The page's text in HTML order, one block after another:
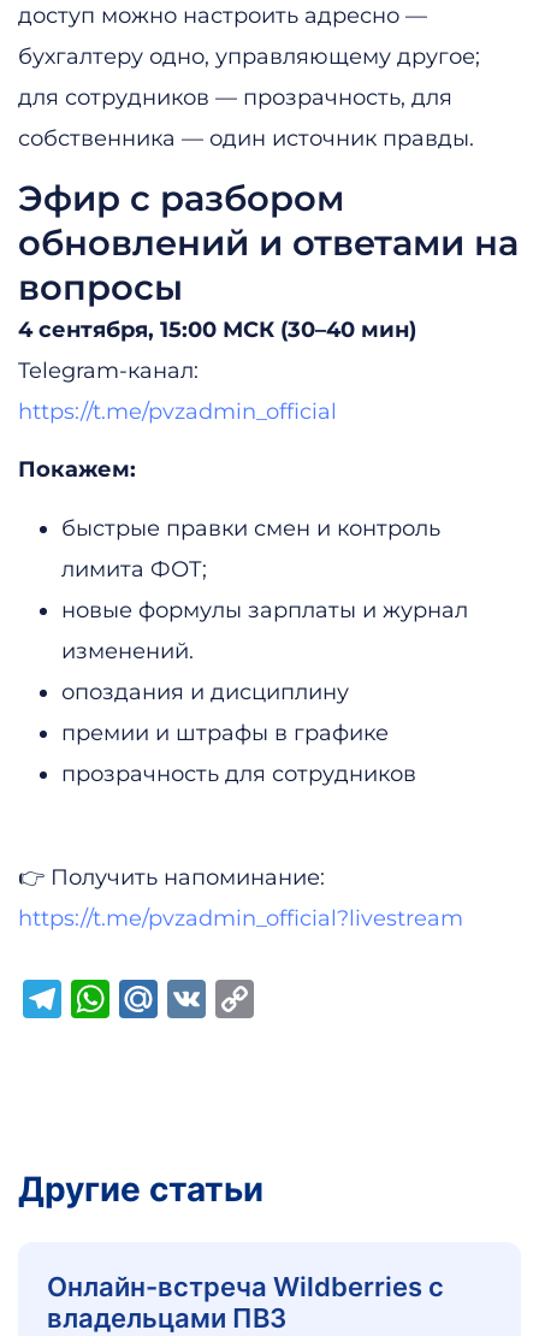
доступ можно настроить адресно —
бухгалтеру одно, управляющему другое;
для сотрудников — прозрачность, для
собственника — один источник правды.
Эфир с разбором
обновлений и ответами на
вопросы
4 сентября, 15:00 МСК (30–40 мин)
Telegram-канал:
https://t.me/pvzadmin_official
Покажем:
быстрые правки смен и контроль
лимита ФОТ;
новые формулы зарплаты и журнал
изменений.
опоздания и дисциплину
премии и штрафы в графике
прозрачность для сотрудников
👉 Получить напоминание:
https://t.me/pvzadmin_official?livestream
Telegram
WhatsApp
Mail.Ru
VK
Другие статьи
Онлайн-встреча Wildberries с
владельцами ПВЗ